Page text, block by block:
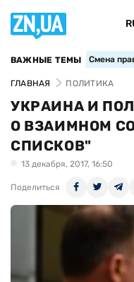
ВАЖНЫЕ ТЕМЫ Смена
ГЛАВНАЯ ПОЛИТИКА
УКРАИНА И
О ВЗАИМНОМ
СПИСКОВ"
13 декабря, 2017, 16:50
Поделиться